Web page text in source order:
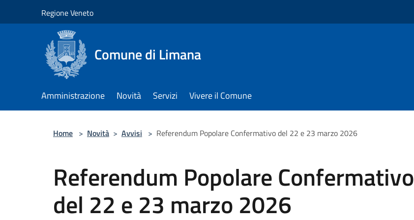
Regione Veneto
Comune di Limana
Amministrazione Novità Servizi Vivere il Comune
Home > Novità > Avvisi > Referendum Popolare Confermativo del 22 e 23 marzo 2026
Referendum Popolare Confermativo
del 22 e 23 marzo 2026